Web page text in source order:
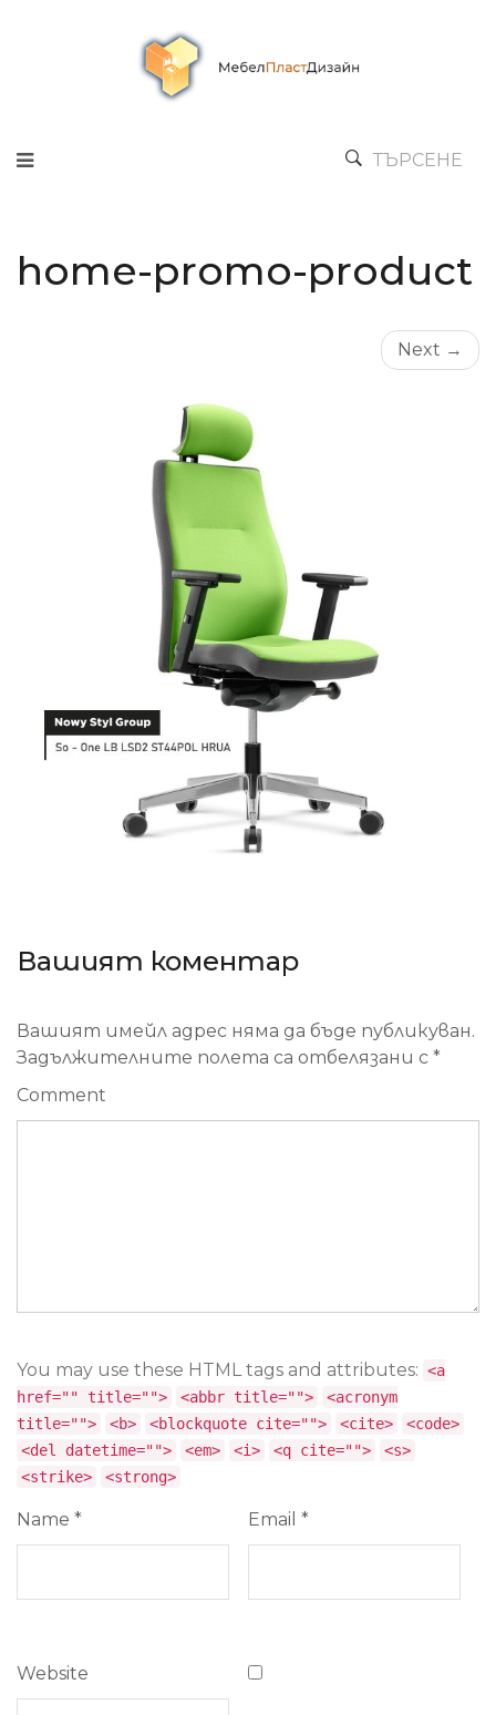
ТЪРСЕНЕ
home-promo-product
Next →
Вашият коментар
Вашият имейл адрес няма да бъде публикуван.
Задължителните полета са отбелязани с *
Comment
You may use these HTML tags and attributes: <a
href="" title="">
<abbr title="">
<acronym
title="">
<b> <blockquote cite=""> <cite>
<code>
<del datetime="">
<em> <i> <q cite="">
<s>
<strike>
<strong>
Name * Email *
Website